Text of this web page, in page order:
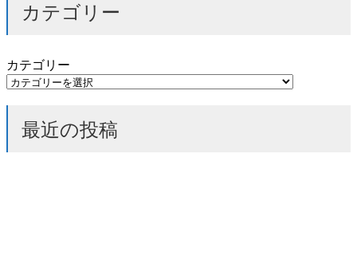
カテゴリー
カテゴリー
最近の投稿